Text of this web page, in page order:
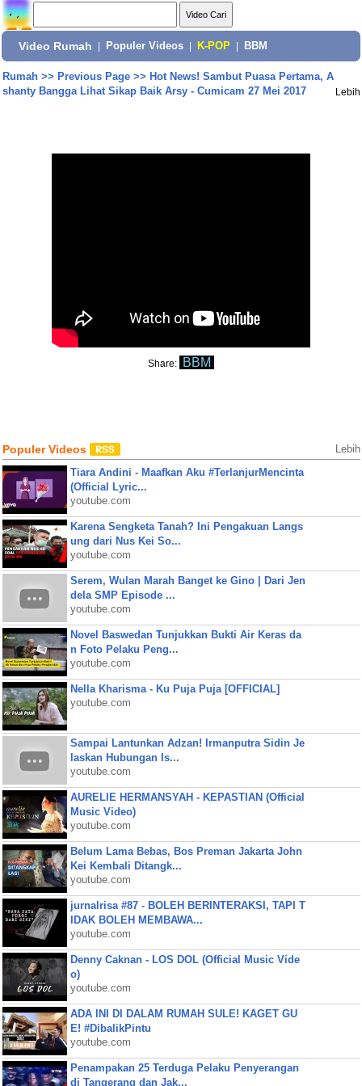
Video Rumah Populer Videos K-POP BBM
Rumah>> Previous Page>> Hot News! Sambut Puasa Pertama, A
shanty Bangga Lihat Sikap Baik Arsy - Cumicam 27 Mei 2017
Lebih
Share: BBM
Populer Videos Lebih
Tiara Andini - Maafkan Aku #TerlanjurMencinta
(Official Lyric...
youtube.com
Karena Sengketa Tanah? Ini Pengakuan Langs
ung dari Nus Kei So...
youtube.com
Serem, Wulan Marah Banget ke Gino | Dari Jen
dela SMP Episode ...
youtube.com
Novel Baswedan Tunjukkan Bukti Air Keras da
n Foto Pelaku Peng...
youtube.com
Nella Kharisma - Ku Puja Puja [OFFICIAL]
youtube.com
Sampai Lantunkan Adzan! Irmanputra Sidin Je
laskan Hubungan Is...
youtube.com
AURELIE HERMANSYAH - KEPASTIAN (Official
Music Video)
youtube.com
Belum Lama Bebas, Bos Preman Jakarta John
Kei Kembali Ditangk...
youtube.com
jurnalrisa #87 - BOLEH BERINTERAKSI, TAPI T
IDAK BOLEH MEMBAWA...
youtube.com
Denny Caknan - LOS DOL (Official Music Vide
o)
youtube.com
ADA INI DI DALAM RUMAH SULE! KAGET GU
E! #DibalikPintu
youtube.com
Penampakan 25 Terduga Pelaku Penyerangan
di Tangerang dan Jak...